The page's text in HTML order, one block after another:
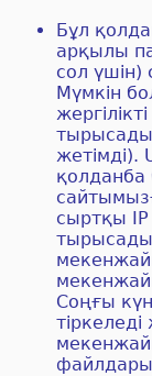
Бұл
арқылы
сол
Мүмкін
тырысады
жетімді).
қолданба
сыртқы
Соңғы